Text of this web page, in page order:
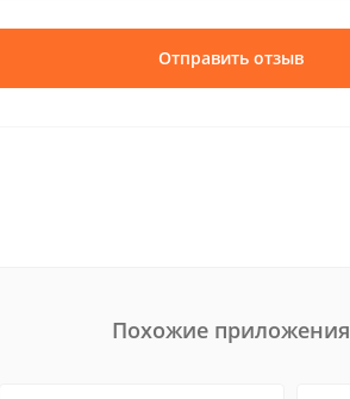
Отправить отзыв
Похожие приложения